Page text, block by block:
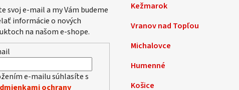
svoj e-mail a my Vám budeme
informácie o nových
na našom e-shope.
e-mailu súhlasíte s
ochrany
Kežmarok
Vranov nad Topľou
Michalovce
Humenné
Košice